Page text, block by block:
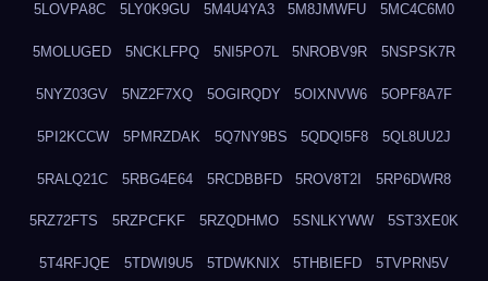
5LOVPA8C 5LY0K9GU 5M4U4YA3 5M8JMWFU 5MC4C6M0
5MOLUGED 5NCKLFPQ 5NI5PO7L 5NROBV9R 5NSPSK7R
5NYZ03GV 5NZ2F7XQ 5OGIRQDY 5OIXNVW6 5OPF8A7F
5PI2KCCW 5PMRZDAK 5Q7NY9BS 5QDQI5F8 5QL8UU2J
5RALQ21C 5RBG4E64 5RCDBBFD 5ROV8T2I 5RP6DWR8
5RZ72FTS 5RZPCFKF 5RZQDHMO 5SNLKYWW 5ST3XE0K
5T4RFJQE 5TDWI9U5 5TDWKNIX 5THBIEFD 5TVPRN5V